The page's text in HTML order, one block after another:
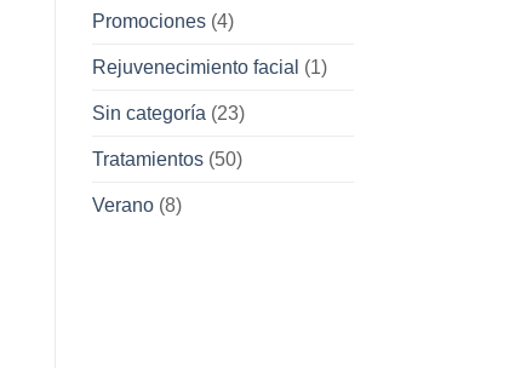
Promociones(4)
Rejuvenecimiento facial (1)
Sin categoría (23)
Tratamientos(50)
Verano(8)